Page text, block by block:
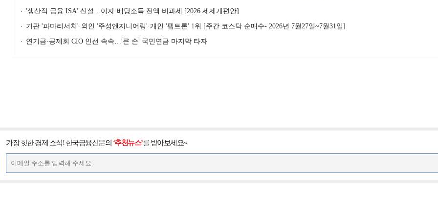
'생산적 금융 ISA' 신설…이자·배당소득 전액 비과세 [2026 세제개편안]
기관 '파마리서치'·외인 '주성엔지니어링'·개인 '펩트론' 1위 [주간 코스닥 순매수- 2026년 7월27일~7월31일]
연기금·공제회 CIO 인선 속속…'큰 손' 국민연금 마지막 타자
가장 핫한 경제 소식! 한국금융신문의 ‘추천뉴스’를 받아보세요~